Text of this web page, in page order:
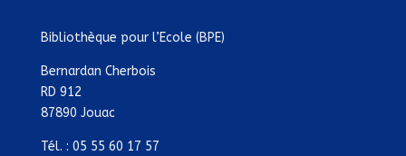
Bibliothèque pour l’Ecole (BPE)
Bernardan Cherbois
RD 912
87890 Jouac
Tél. : 05 55 60 17 57